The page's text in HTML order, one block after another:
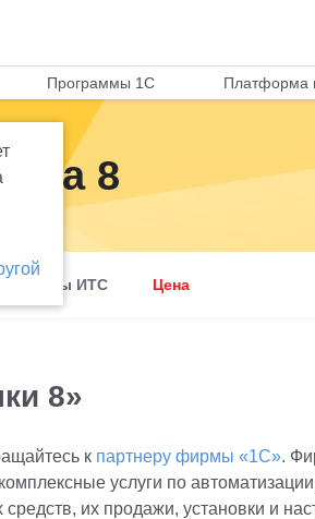
Программы 1С Платформа
8
Сервисы ИТС Цена
8»
к партнеру фирмы «1С».
услуги по
их продажи, установки и